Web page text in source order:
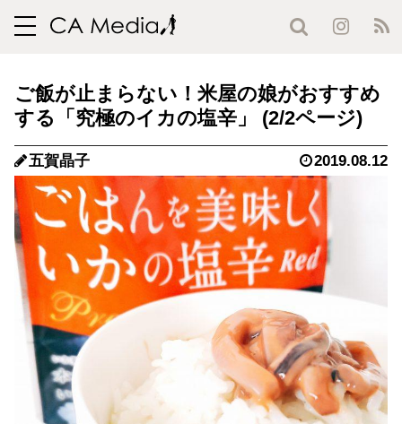
toggle
ご飯が止まらない！米屋の娘がおすすめ
する「究極のイカの塩辛」 (2/2ページ)
五賀晶子 2019.08.12